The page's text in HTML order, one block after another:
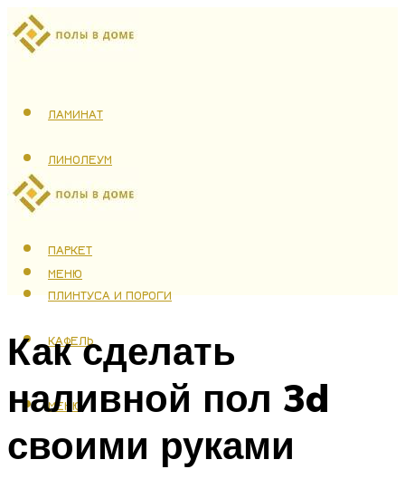
ЛАМИНАТ
ЛИНОЛЕУМ
ТЕПЛЫЙ ПОЛ
ПАРКЕТ
ПЛИНТУСА И ПОРОГИ
КАФЕЛЬ
МЕНЮ
МЕНЮ
Как сделать
наливной пол 3d
своими руками